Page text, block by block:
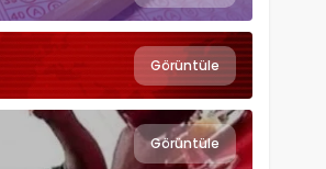
Görüntüle
Görüntüle